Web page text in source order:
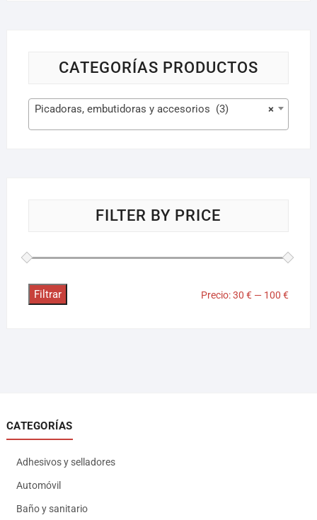
CATEGORÍAS PRODUCTOS
×
Picadoras, embutidoras y accesorios (3)
FILTER BY PRICE
Filtrar Precio:30 € — 100 €
CATEGORÍAS
Adhesivos y selladores
Automóvil
Baño y sanitario